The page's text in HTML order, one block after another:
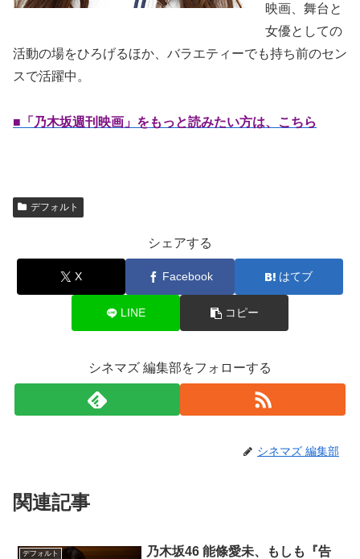
映画、舞台と
女優としての
活動の場をひろげるほか、バラエティーでも持ち前のセン
スで活躍中。
■「乃木坂週刊映画」をもっと読みたい方は、こちら
デフォルト
シェアする
X Facebook はてブ
LINE コピー
シネマズ 編集部をフォローする
シネマズ 編集部
関連記事
デフォルト
乃木坂46 能條愛未、もしも『告